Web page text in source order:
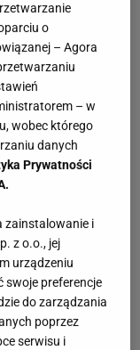
o
– Agora
– w
wobec którego
danych
Prywatności
zainstalowanie i
z o.o., jej
urządzeniu
swoje preferencje
do zarządzania
poprzez
serwisu i